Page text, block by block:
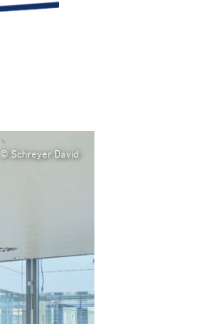
© Schreyer David